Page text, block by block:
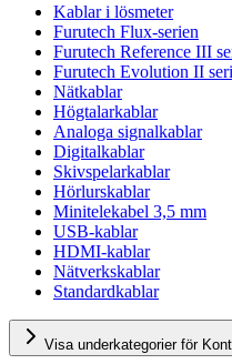
Kablar i lösmeter
Furutech Flux-serien
Furutech Reference III
Furutech Evolution II
Nätkablar
Högtalarkablar
Analoga signalkablar
Digitalkablar
Skivspelarkablar
Hörlurskablar
Minitelekabel 3,5 mm
USB-kablar
HDMI-kablar
Nätverkskablar
Standardkablar
Visa underkategorier för